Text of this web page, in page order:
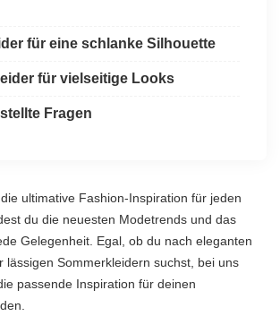
für eine schlanke Silhouette
für vielseitige Looks
Fragen
ultimative Fashion-Inspiration für jeden
du die neuesten Modetrends und das
Gelegenheit. Egal, ob du nach eleganten
lässigen Sommerkleidern suchst, bei uns
passende Inspiration für deinen